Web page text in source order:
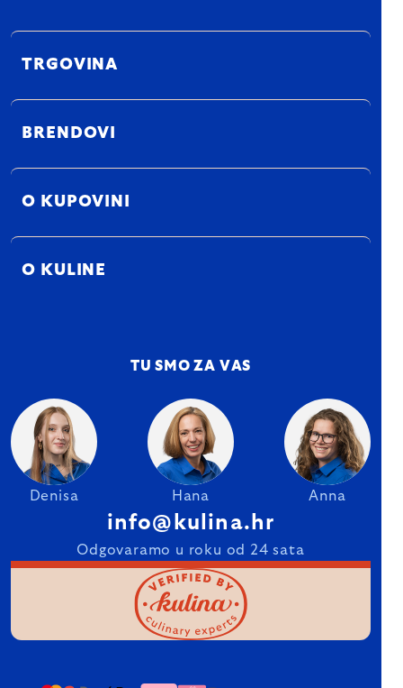
TRGOVINA
BRENDOVI
O KUPOVINI
O KULINE
TU SMO ZA VAS
Denisa Hana Anna
info@kulina.hr
Odgovaramo u roku od 24 sata